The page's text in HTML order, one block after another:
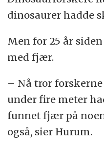
dinosaurer hadde
Men for 25 år
med fjær.
– Nå tror
under fire meter
funnet fjær på
også, sier Hurum.